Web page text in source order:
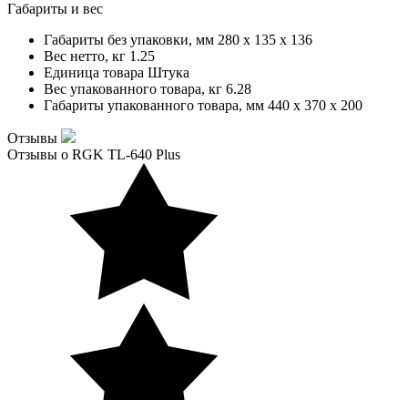
Габариты и вес
Габариты без упаковки, мм 280 x 135 x 136
Вес нетто, кг 1.25
Единица товара Штука
Вес упакованного товара, кг 6.28
Габариты упакованного товара, мм 440 x 370 x 200
Отзывы
Отзывы о RGK TL-640 Plus